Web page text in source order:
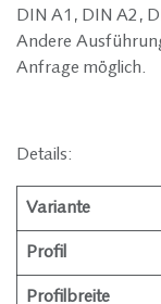
DIN A1, DIN A2,
Andere
Anfrage möglich.
Details:
Variante
Profil
Profilbreite